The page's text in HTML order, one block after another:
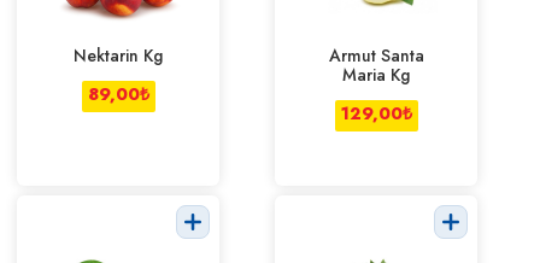
Nektarin Kg
89,00₺
Armut Santa
Maria Kg
129,00₺